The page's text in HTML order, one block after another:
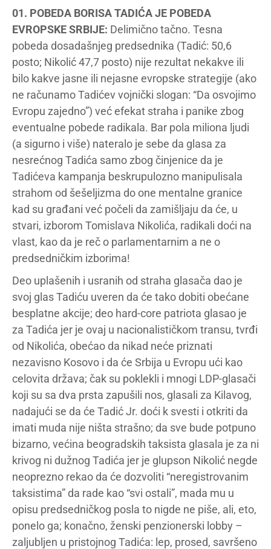
01. POBEDA BORISA TADIĆA JE POBEDA
EVROPSKE SRBIJE: Delimično tačno. Tesna
pobeda dosadašnjeg predsednika (Tadić: 50,6
posto; Nikolić 47,7 posto) nije rezultat nekakve ili
bilo kakve jasne ili nejasne evropske strategije (ako
ne računamo Tadićev vojnički slogan: “Da osvojimo
Evropu zajedno”) već efekat straha i panike zbog
eventualne pobede radikala. Bar pola miliona ljudi
(a sigurno i više) nateralo je sebe da glasa za
nesrećnog Tadića samo zbog činjenice da je
Tadićeva kampanja beskrupulozno manipulisala
strahom od šešeljizma do one mentalne granice
kad su građani već počeli da zamišljaju da će, u
stvari, izborom Tomislava Nikolića, radikali doći na
vlast, kao da je reč o parlamentarnim a ne o
predsedničkim izborima!
Deo uplašenih i usranih od straha glasača dao je
svoj glas Tadiću uveren da će tako dobiti obećane
besplatne akcije; deo hard-core patriota glasao je
za Tadića jer je ovaj u nacionalističkom transu, tvrđi
od Nikolića, obećao da nikad neće priznati
nezavisno Kosovo i da će Srbija u Evropu ući kao
celovita država; čak su poklekli i mnogi LDP-glasači
koji su sa dva prsta zapušili nos, glasali za Kilavog,
nadajući se da će Tadić Jr. doći k svesti i otkriti da
imati muda nije ništa strašno; da sve bude potpuno
bizarno, većina beogradskih taksista glasala je za ni
krivog ni dužnog Tadića jer je glupson Nikolić negde
neoprezno rekao da će dozvoliti “neregistrovanim
taksistima” da rade kao “svi ostali”, mada mu u
opisu predsedničkog posla to nigde ne piše, ali, eto,
ponelo ga; konačno, ženski penzionerski lobby –
zaljubljen u pristojnog Tadića: lep, prosed, savršeno